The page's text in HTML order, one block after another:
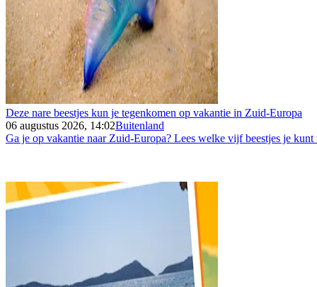
Deze nare beestjes kun je tegenkomen op vakantie in Zuid-Europa
06 augustus 2026, 14:02Buitenland
Ga je op vakantie naar Zuid-Europa? Lees welke vijf beestjes je kunt